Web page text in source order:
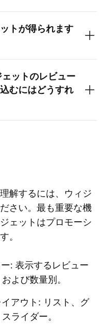
トが得られます
ェットのレビュー
むにはどうすれ
解するには、ウィジ
さい。最も重要な機
ェットはプロモーシ
。
: 表示するレビュー
よび数量別。
アウト: リスト、グ
ライダー。